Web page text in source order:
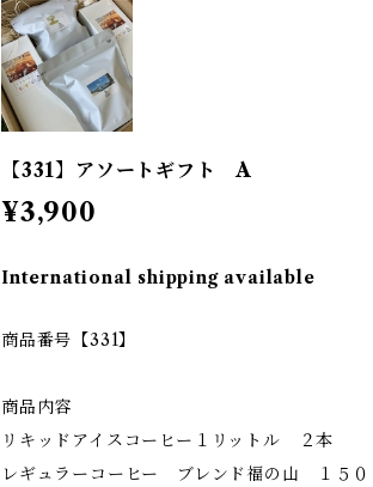
【331】アソートギフト A
¥3,900
International shipping available
商品番号【331】
商品内容
リキッドアイスコーヒー１リットル ２本
レギュラーコーヒー ブレンド福の山 １５０